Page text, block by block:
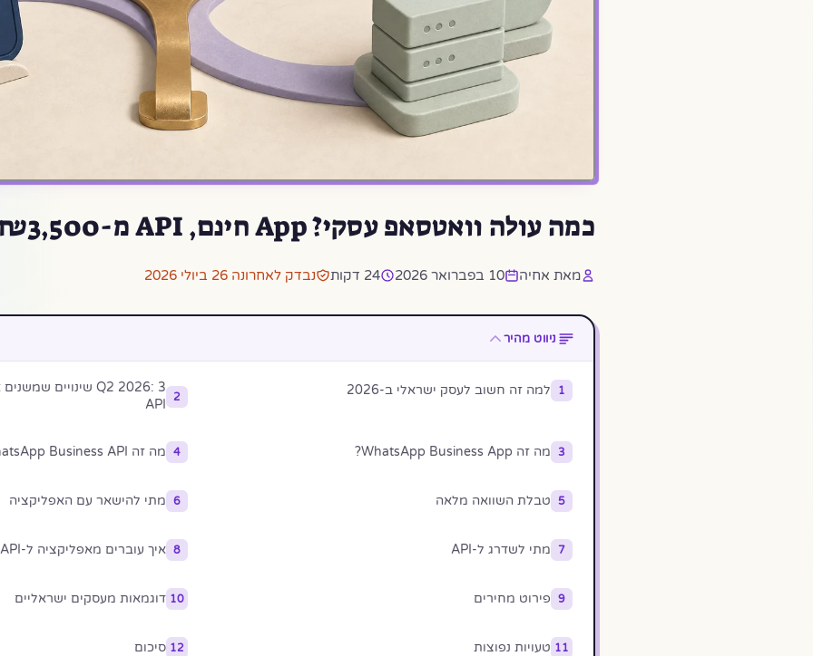
כמה עולה וואטסאפ עסקי? App חינם, API מ-₪3,500 — 2026
מאת אחיה 10 בפברואר 2026 24 דקות נבדק לאחרונה 26 ביולי 2026
ניווט מהיר
1 למה זה חשוב לעסק ישראלי ב-2026 2
API
3 מה זה WhatsApp Business App? 4 מה זה WhatsApp Business API?
5 טבלת השוואה מלאה 6 מתי להישאר עם האפליקציה
7 מתי לשדרג ל-API 8 איך עוברים מאפליקציה ל-API
9 פירוט מחירים 10 דוגמאות מעסקים ישראליים
11 טעויות נפוצות 12 סיכום